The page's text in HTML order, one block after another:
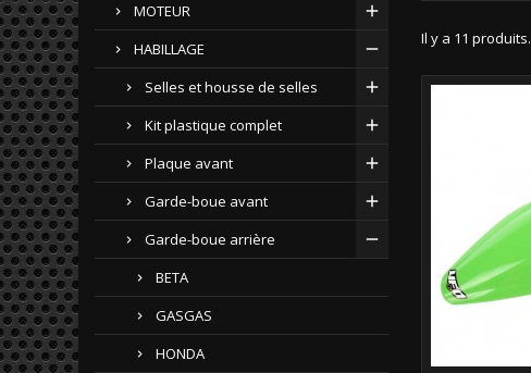
MOTEUR
HABILLAGE
Selles et housse de selles
Kit plastique complet
Plaque avant
Garde-boue avant
Garde-boue arrière
BETA
GASGAS
HONDA
Il y a 11 produits.